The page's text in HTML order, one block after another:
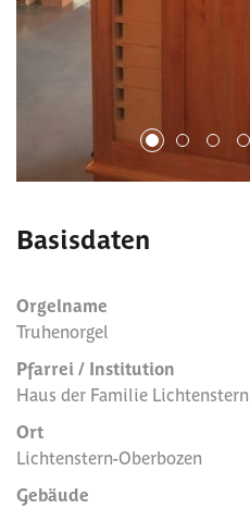
1 2 3 4
Basisdaten
Orgelname
Truhenorgel
Pfarrei / Institution
Haus der Familie Lichtenstern
Ort
Lichtenstern-Oberbozen
Gebäude